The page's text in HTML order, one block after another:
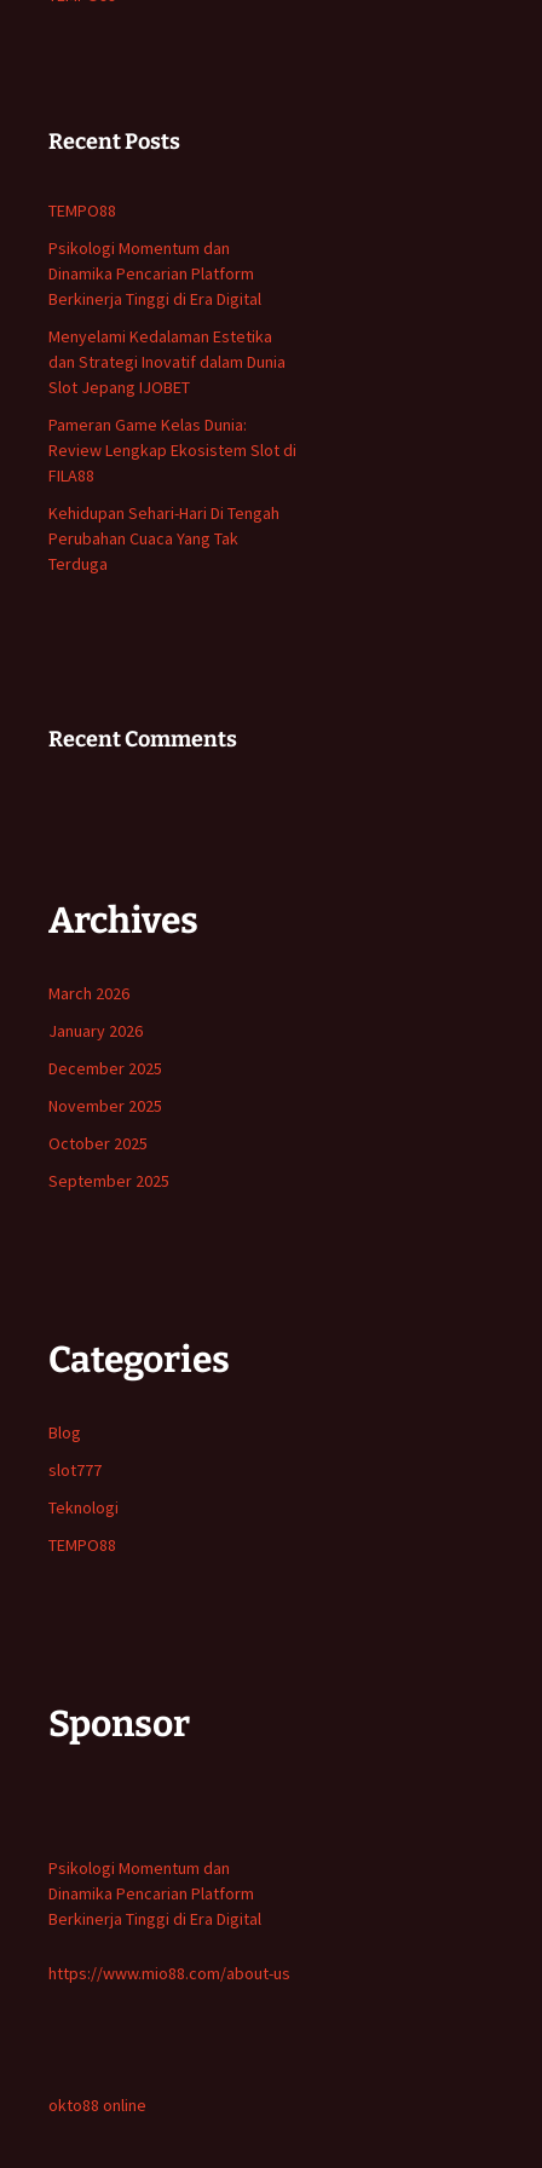
Recent Posts
TEMPO88
Psikologi Momentum dan
Dinamika Pencarian Platform
Berkinerja Tinggi di Era Digital
Menyelami Kedalaman Estetika
dan Strategi Inovatif dalam Dunia
Slot Jepang IJOBET
Pameran Game Kelas Dunia:
Review Lengkap Ekosistem Slot di
FILA88
Kehidupan Sehari-Hari Di Tengah
Perubahan Cuaca Yang Tak
Terduga
Recent Comments
Archives
March 2026
January 2026
December 2025
November 2025
October 2025
September 2025
Categories
Blog
slot777
Teknologi
TEMPO88
Sponsor
Psikologi Momentum dan
Dinamika Pencarian Platform
Berkinerja Tinggi di Era Digital
https://www.mio88.com/about-us
okto88 online